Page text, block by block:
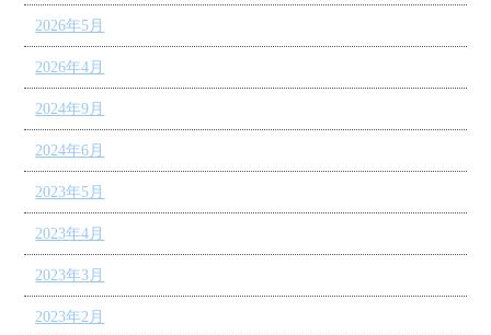
2026年5月
2026年4月
2024年9月
2024年6月
2023年5月
2023年4月
2023年3月
2023年2月